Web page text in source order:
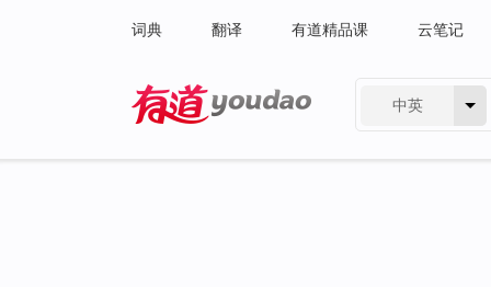
词典 翻译 有道精品课 云笔记
中英